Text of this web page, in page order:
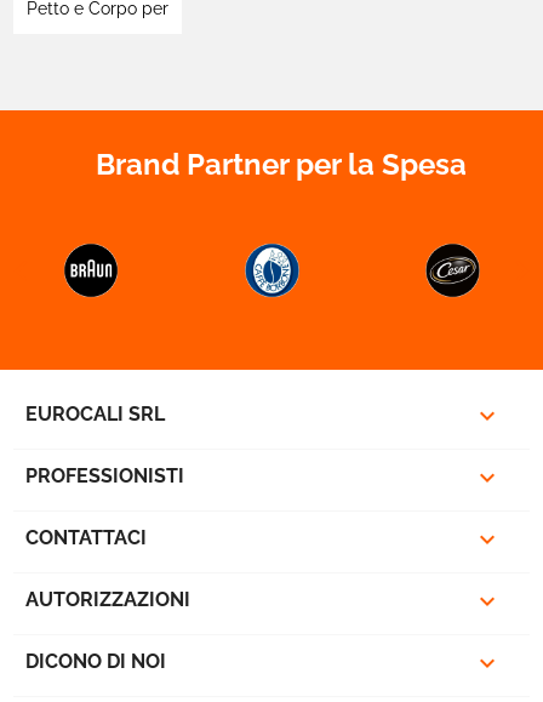
Petto e Corpo per
Brand Partner per la Spesa
EUROCALI SRL 
PROFESSIONISTI 
CONTATTACI 
AUTORIZZAZIONI 
DICONO DI NOI 